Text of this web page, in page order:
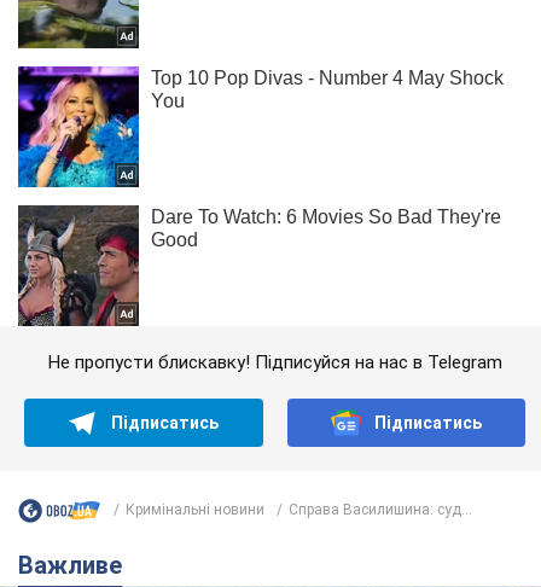
Не пропусти блискавку! Підписуйся на нас в Telegram
Підписатись Підписатись
Кримінальні новини Справа Василишина: суд...
Важливе